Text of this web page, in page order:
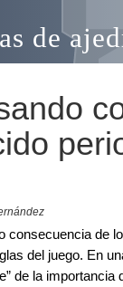
de
consecuencia de
del juego. En
de la